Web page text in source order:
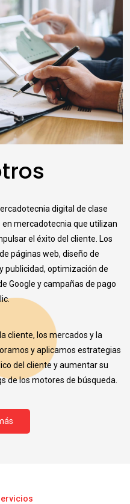
digital de clase
mercadotecnia que utilizan
el éxito del cliente. Los
páginas web, diseño de
publicidad, optimización de
Google y campañas de pago
cliente, los mercados y la
y aplicamos estrategias
del cliente y aumentar su
de los motores de búsqueda.